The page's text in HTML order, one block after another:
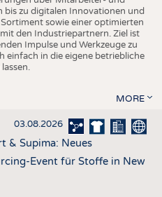
zu digitalen Innovationen und
sowie einer optimierten
den Industriepartnern. Ziel ist
Impulse und Werkzeuge zu
einfach in die eigene betriebliche
MORE
03.08.2026
& Supima: Neues
Event für Stoffe in New